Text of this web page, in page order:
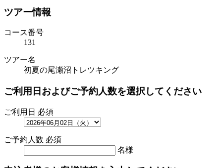
ツアー情報
コース番号
131
ツアー名
初夏の尾瀬沼トレツキング
ご利用日およびご予約人数を選択してください
ご利用日 必須
ご予約人数 必須
名様